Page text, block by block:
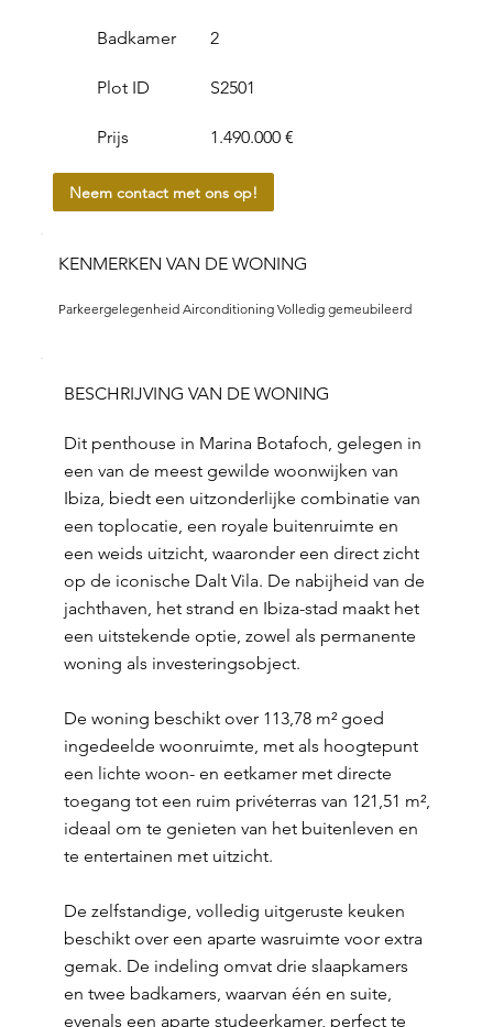
Badkamer 2
Plot ID
Prijs
S2501
1.490.000 €
Neem contact met ons op!
KENMERKEN VAN DE WONING
Parkeergelegenheid Airconditioning Volledig gemeubileerd
BESCHRIJVING VAN DE WONING
Dit penthouse in Marina Botafoch, gelegen in
een van de meest gewilde woonwijken van
Ibiza, biedt een uitzonderlijke combinatie van
een toplocatie, een royale buitenruimte en
een weids uitzicht, waaronder een direct zicht
op de iconische Dalt Vila. De nabijheid van de
jachthaven, het strand en Ibiza-stad maakt het
een uitstekende optie, zowel als permanente
woning als investeringsobject.
De woning beschikt over 113,78 m² goed
ingedeelde woonruimte, met als hoogtepunt
een lichte woon- en eetkamer met directe
toegang tot een ruim privéterras van 121,51 m²,
ideaal om te genieten van het buitenleven en
te entertainen met uitzicht.
De zelfstandige, volledig uitgeruste keuken
beschikt over een aparte wasruimte voor extra
gemak. De indeling omvat drie slaapkamers
en twee badkamers, waarvan één en suite,
evenals een aparte studeerkamer, perfect te